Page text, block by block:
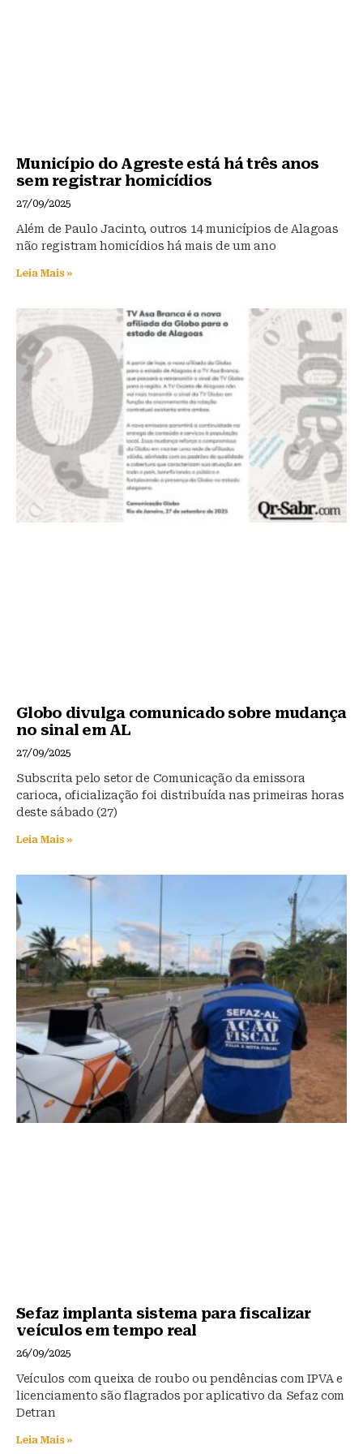
Município do Agreste está há três anos
sem registrar homicídios
27/09/2025
Além de Paulo Jacinto, outros 14 municípios de Alagoas
não registram homicídios há mais de um ano
Leia Mais »
Globo divulga comunicado sobre mudança
no sinal em AL
27/09/2025
Subscrita pelo setor de Comunicação da emissora
carioca, oficialização foi distribuída nas primeiras horas
deste sábado (27)
Leia Mais »
Sefaz implanta sistema para fiscalizar
veículos em tempo real
26/09/2025
Veículos com queixa de roubo ou pendências com IPVA e
licenciamento são flagrados por aplicativo da Sefaz com
Detran
Leia Mais »